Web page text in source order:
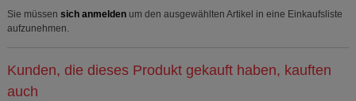
Sie müssen sich anmelden um den ausgewählten Artikel in eine Einkaufsliste
aufzunehmen.
Kunden, die dieses Produkt gekauft haben, kauften
auch